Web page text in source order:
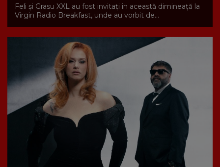
Feli și Grasu XXL au fost invitați în această dimineață la
Virgin Radio Breakfast, unde au vorbit de...